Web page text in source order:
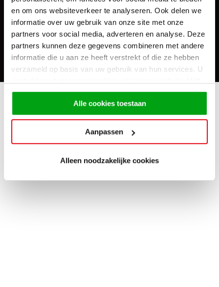
en om ons websiteverkeer te analyseren. Ook delen we
informatie over uw gebruik van onze site met onze
partners voor social media, adverteren en analyse. Deze
partners kunnen deze gegevens combineren met andere
informatie die u aan ze heeft verstrekt of die ze hebben
verzameld op basis van uw gebruik van hun services. U
gebruiken.
Alle cookies toestaan
Aanpassen
Alleen noodzakelijke cookies
Directde
laagste prijs
Altijd goedkoper
dan opinternet
Alle prijzen
incl. apparatuur
Keukens geprijsd
zoalsopgesteld
Altijd de laagste
prijsgarantie